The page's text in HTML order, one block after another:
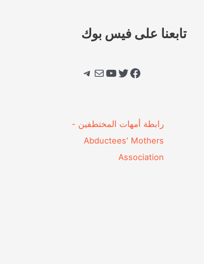
تابعنا على فيس بوك
فيسبوك تويتر يوتيوببريد تيليجرام
‎رابطة أمهات المختطفين -
Abductees' Mothers
Association‎